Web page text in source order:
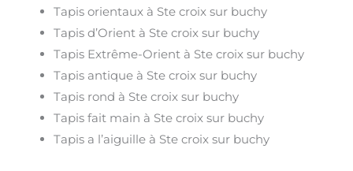
Tapis orientaux à Ste croix sur buchy
Tapis d’Orient à Ste croix sur buchy
Tapis Extrême-Orient à Ste croix sur buchy
Tapis antique à Ste croix sur buchy
Tapis rond à Ste croix sur buchy
Tapis fait main à Ste croix sur buchy
Tapis a l’aiguille à Ste croix sur buchy